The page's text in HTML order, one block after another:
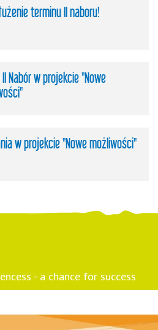
terminu II naboru!
II Nabór w projekcie "Nowe
w projekcie "Nowe możliwości"
- a chance for success